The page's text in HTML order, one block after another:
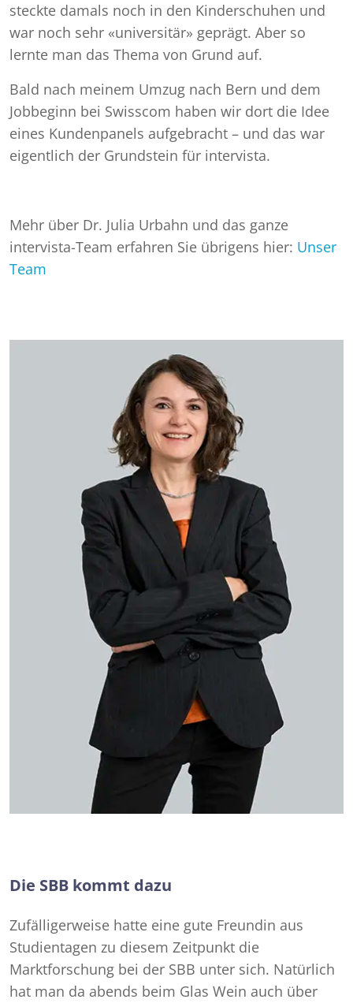
steckte damals noch in den Kinderschuhen und
war noch sehr «universitär» geprägt. Aber so
lernte man das Thema von Grund auf.
Bald nach meinem Umzug nach Bern und dem
Jobbeginn bei Swisscom haben wir dort die Idee
eines Kundenpanels aufgebracht – und das war
eigentlich der Grundstein für intervista.
Mehr über Dr. Julia Urbahn und das ganze
intervista-Team erfahren Sie übrigens hier: Unser
Team
Die SBB kommt dazu
Zufälligerweise hatte eine gute Freundin aus
Studientagen zu diesem Zeitpunkt die
Marktforschung bei der SBB unter sich. Natürlich
hat man da abends beim Glas Wein auch über